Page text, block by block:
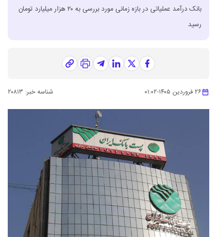
بانک درآمد عملیاتی در بازه زمانی مورد بررسی به ۲۰ هزار میلیارد تومان
رسید
۲۶ فروردین ۱۴۰۵ -۰۱:۰۲ شناسه خبر: ۲۰۸۱۳